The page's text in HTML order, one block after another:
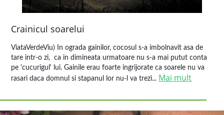
Crainicul soarelui
ViataVerdeViu) In ograda gainilor, cocosul s-a imbolnavit asa de
tare intr-o zi, ca in dimineata urmatoare nu s-a mai putut conta
pe 'cucurigul' lui. Gainile erau foarte ingrijorate ca soarele nu va
rasari daca domnul si stapanul lor nu-l va trezi... Mai mult